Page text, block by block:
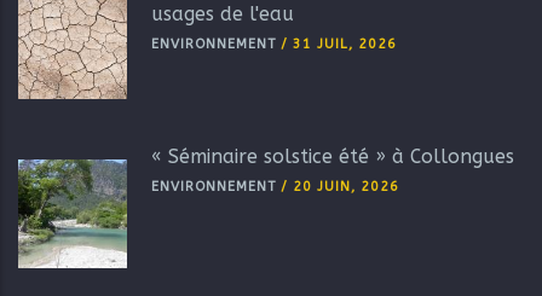
usages de l'eau
ENVIRONNEMENT / 31 JUIL, 2026
« Séminaire solstice été » à Collongues
ENVIRONNEMENT / 20 JUIN, 2026